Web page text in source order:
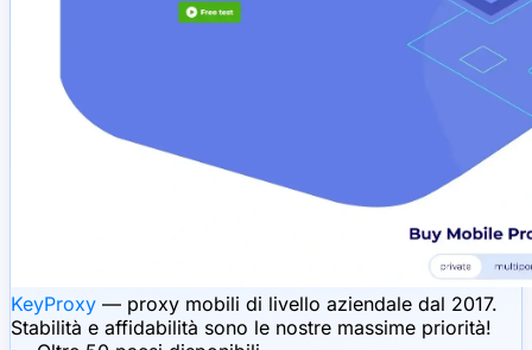
KeyProxy — proxy mobili di livello aziendale dal 2017.
Stabilità e affidabilità sono le nostre massime priorità!